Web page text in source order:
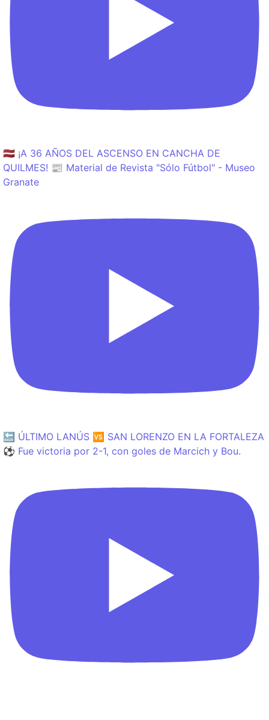
🇱🇻 ¡A 36 AÑOS DEL ASCENSO EN CANCHA DE
QUILMES! 📰 Material de Revista "Sólo Fútbol" - Museo
Granate
🔙 ÚLTIMO LANÚS 🆚 SAN LORENZO EN LA FORTALEZA
⚽️ Fue victoria por 2-1, con goles de Marcich y Bou.